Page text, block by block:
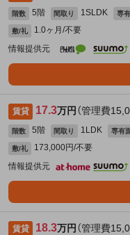
階数 5階 間取り 1SLDK 専
敷/礼
1.0ヶ月/不要
情報提供元
賃貸 17.3万円 （管理費
階数 5階 間取り 1LDK 専有
敷/礼
173,000円/不要
情報提供元
賃貸 18.3万円 （管理費